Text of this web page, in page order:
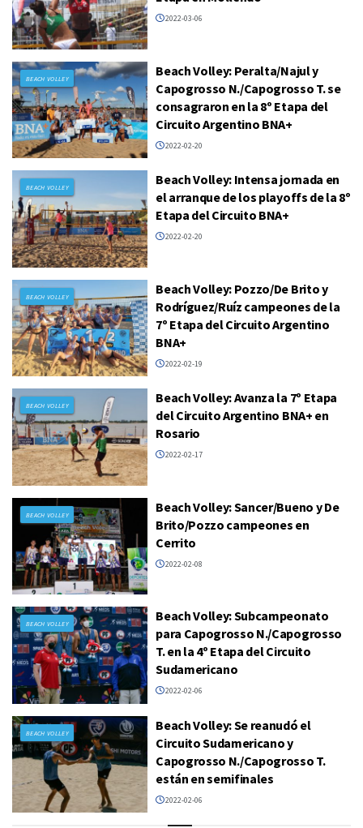
2022-03-06
BEACH VOLLEY
Beach Volley: Peralta/Najul y
Capogrosso N./Capogrosso T. se
consagraron en la 8º Etapa del
Circuito Argentino BNA+
2022-02-20
BEACH VOLLEY
Beach Volley: Intensa jornada en
el arranque de los playoffs de la 8º
Etapa del Circuito BNA+
2022-02-20
BEACH VOLLEY
Beach Volley: Pozzo/De Brito y
Rodríguez/Ruíz campeones de la
7º Etapa del Circuito Argentino
BNA+
2022-02-19
BEACH VOLLEY
Beach Volley: Avanza la 7º Etapa
del Circuito Argentino BNA+ en
Rosario
2022-02-17
BEACH VOLLEY
Beach Volley: Sancer/Bueno y De
Brito/Pozzo campeones en
Cerrito
2022-02-08
BEACH VOLLEY
Beach Volley: Subcampeonato
para Capogrosso N./Capogrosso
T. en la 4º Etapa del Circuito
Sudamericano
2022-02-06
BEACH VOLLEY
Beach Volley: Se reanudó el
Circuito Sudamericano y
Capogrosso N./Capogrosso T.
están en semifinales
2022-02-06